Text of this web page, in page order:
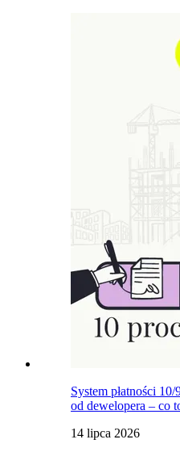
System płatności
od dewelopera – co
14 lipca 2026